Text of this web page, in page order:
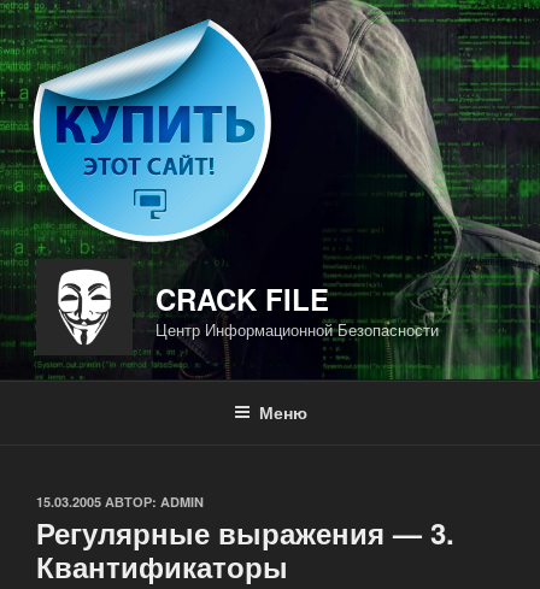
Перейти
к
содержимому
CRACK FILE
Центр Информационной Безопасности
Меню
ОПУБЛИКОВАНО
15.03.2005 АВТОР: ADMIN
Регулярные выражения — 3.
Квантификаторы